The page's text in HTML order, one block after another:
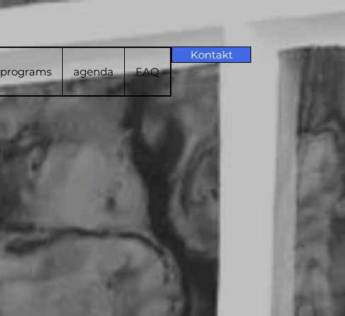
programs agenda FAQ
Kontakt